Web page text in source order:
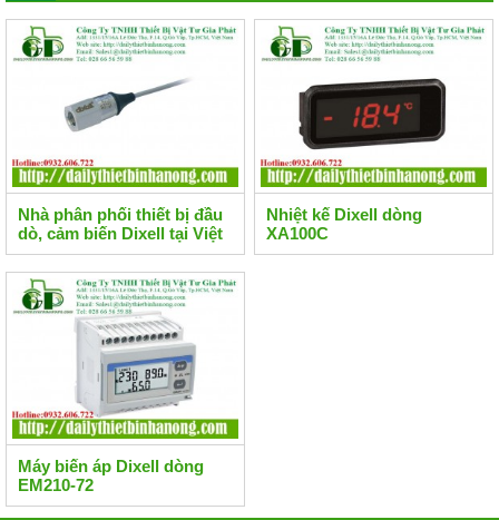
Nhà phân phối thiết bị đầu
dò, cảm biến Dixell tại Việt
Nam
Nhiệt kế Dixell dòng
XA100C
Máy biến áp Dixell dòng
EM210-72